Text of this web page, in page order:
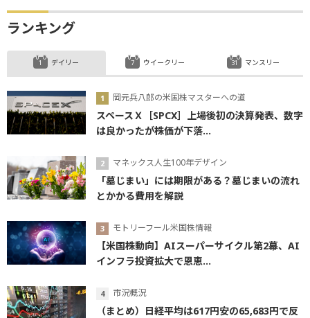
ランキング
デイリー
岡元兵八郎の米国株マスターへの道
スペースＸ［SPCX］上場後初の決算発表、数字
は良かったが株価が下落...
マネックス人生100年デザイン
「墓じまい」には期限がある？墓じまいの流れ
とかかる費用を解説
モトリーフール米国株情報
【米国株動向】AIスーパーサイクル第2幕、AI
インフラ投資拡大で恩恵...
市況概況
（まとめ）日経平均は617円安の65,683円で反
ウイークリー マンスリー